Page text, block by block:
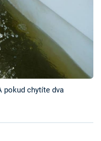
pokud chytíte dva